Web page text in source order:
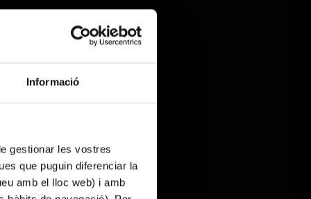
Informació
gestionar les vostres
que puguin diferenciar la
amb el lloc web) i amb